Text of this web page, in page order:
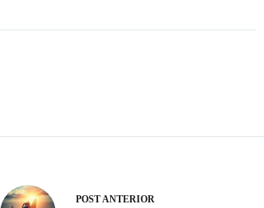
POSTANTERIOR